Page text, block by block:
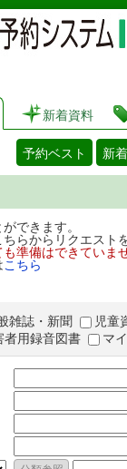
新着資料
予約ベスト 新
できます。
らからリクエス
準備はできてい
こちら
雑誌・新聞
児童
者用録音図書 マ